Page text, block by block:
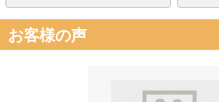
お客様の声